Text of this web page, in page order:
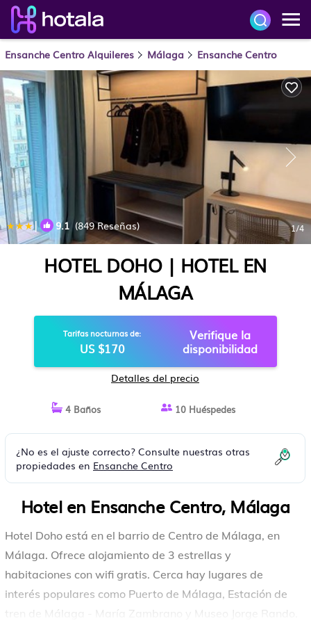
Ensanche Centro Alquileres Málaga Ensanche Centro
| 9.1 (849 Reseñas) 1/4
HOTEL DOHO | HOTEL EN
MÁLAGA
Tarifas nocturnas de:
US $170
Verifique la
disponibilidad
Detalles del precio
4 Baños 10 Huéspedes
¿No es el ajuste correcto? Consulte nuestras otras
propiedades en Ensanche Centro
Hotel en Ensanche Centro, Málaga
Hotel Doho está en el barrio de Centro de Málaga, en
Málaga. Ofrece alojamiento de 3 estrellas y
habitaciones con wifi gratis. Cerca hay lugares de
interés populares como Puerto de Málaga, Estación de
tren de Málaga - María Zambrano y Museo Jorge Rando.